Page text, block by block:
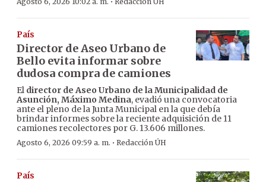
País
Director de Aseo Urbano de
Bello evita informar sobre
dudosa compra de camiones
El director de Aseo Urbano de la Municipalidad de
Asunción, Máximo Medina, evadió una convocatoria
ante el pleno de la Junta Municipal en la que debía
brindar informes sobre la reciente adquisición de 11
camiones recolectores por G. 13.606 millones.
Agosto 6, 2026 09:59 a. m. · Redacción ÚH
País